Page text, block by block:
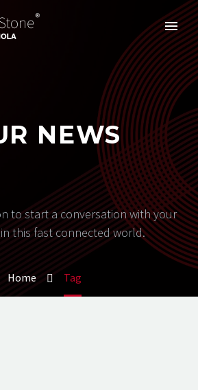
NEWS
to start a conversation with your
this fast connected world.
Home Tag